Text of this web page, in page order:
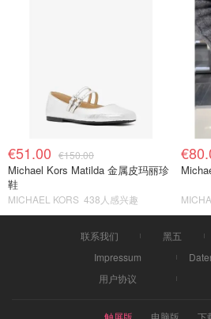
€51.00 €150.00
Michael Kors Matilda 金属皮玛丽珍
鞋
MICHAEL KORS 438人感兴趣
联系我们 黑五
Impressum
用户协议
触屏版 电脑版 下